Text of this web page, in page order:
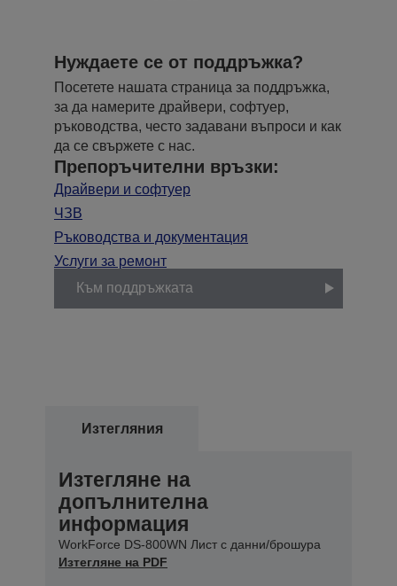
Нуждаете се от поддръжка?
Посетете нашата страница за поддръжка,
за да намерите драйвери, софтуер,
ръководства, често задавани въпроси и как
да се свържете с нас.
Препоръчителни връзки:
Драйвери и софтуер
ЧЗВ
Ръководства и документация
Услуги за ремонт
Към поддръжката
Изтегляния
Изтегляне на
допълнителна
информация
WorkForce DS-800WN Лист с данни/брошура
Изтегляне на PDF